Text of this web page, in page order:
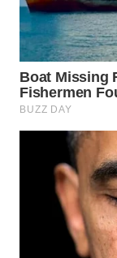
LAWAS
WN
SUMEDANG
WN
CIANJUR
WN
KEPULAUAN
SERIBU